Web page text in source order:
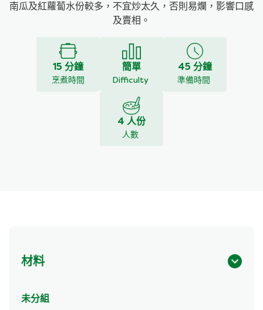
家樂牌雞湯粒
家樂牌純鮮清雞湯
南瓜及紅蘿蔔水份較多，不宜炒太久，否則易爛，影響口感
及賣相。
15 分鐘
烹煮時間
簡單
Difficulty
45 分鐘
準備時間
4 人份
人數
材料
未分組